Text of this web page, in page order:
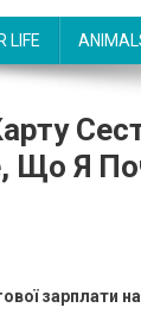
LIFE
Що Я
зарплати